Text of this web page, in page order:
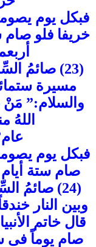
فبكل يوم
خريفا فلو صام
(23) صائمُ
مسيرة
والسلام:” مَنْ
اللهُ
فبكل يوم
صام ستة أيام
(24) صائمُ
وبين النار
قال خاتم
صام يوماً فى